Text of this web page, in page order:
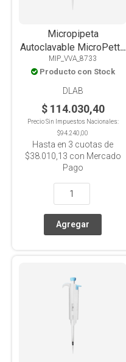
Micropipeta
Autoclavable MicroPette
Plus Volumen Variable
0.1-2.5ul
MIP_VVA_8733
Producto con Stock
DLAB
$ 114.030,40
Precio Sin Impuestos Nacionales:
$94.240,00
Hasta en 3 cuotas de
$38.010,13 con Mercado
Pago